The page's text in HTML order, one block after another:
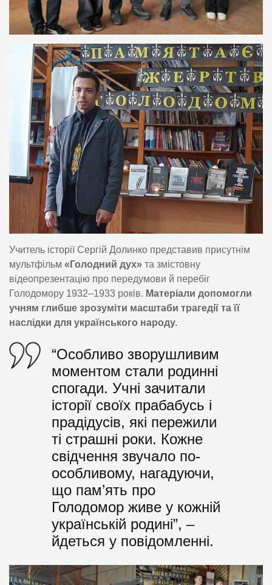
Учитель історії Сергій Долинко представив присутнім
мультфільм «Голодний дух» та змістовну
відеопрезентацію про передумови й перебіг
Голодомору 1932–1933 років. Матеріали допомогли
учням глибше зрозуміти масштаби трагедії та її
наслідки для українського народу.
“Особливо зворушливим
моментом стали родинні
спогади. Учні зачитали
історії своїх прабабусь і
прадідусів, які пережили
ті страшні роки. Кожне
свідчення звучало по-
особливому, нагадуючи,
що пам’ять про
Голодомор живе у кожній
українській родині”, –
йдеться у повідомленні.